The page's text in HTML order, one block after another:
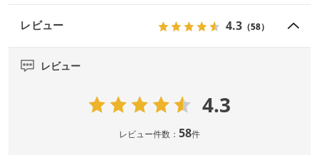
レビュー 4.3 （58）
レビュー
4.3
レビュー件数： 58件